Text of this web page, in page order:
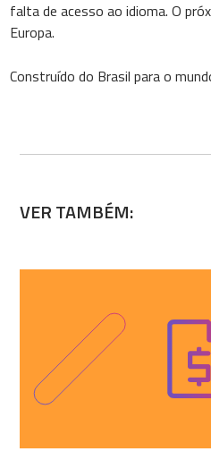
falta de acesso ao idioma. O
Europa.
Construído do Brasil para o
VER TAMBÉM: